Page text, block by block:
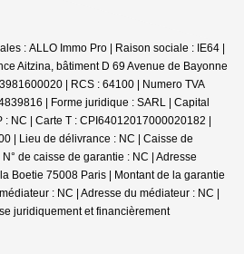
: ALLO Immo Pro | Raison sociale : IE64 |
Aitzina, bâtiment D 69 Avenue de Bayonne
| RCS : 64100 | Numero TVA
| Forme juridique : SARL | Capital
NC | Carte T : CPI64012017000020182 |
| Lieu de délivrance : NC | Caisse de
de caisse de garantie : NC | Adresse
Boetie 75008 Paris | Montant de la garantie
: NC | Adresse du médiateur : NC |
juridiquement et financièrement